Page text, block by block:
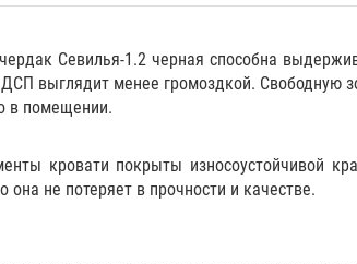
Севилья-1.2 черная способна
выглядит менее громоздкой. Свободную
в помещении.
кровати покрыты износоустойчивой
она не потеряет в прочности и качестве.